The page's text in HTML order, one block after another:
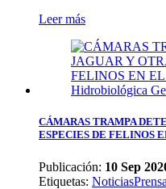
Leer más
CÁMARAS TRAMPA
ESPECIES DE FELINOS
Publicación: 10 Sep
Etiquetas: NoticiasPrensa